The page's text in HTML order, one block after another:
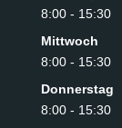
8:00 - 15:30
Mittwoch
8:00 - 15:30
Donnerstag
8:00 - 15:30